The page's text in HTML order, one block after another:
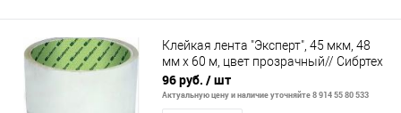
Клейкая лента "Эксперт", 45 мкм, 48
мм х 60 м, цвет прозрачный// Сибртех
96 руб. / шт
Актуальную цену и наличие уточняйте 8 914 55 80 533